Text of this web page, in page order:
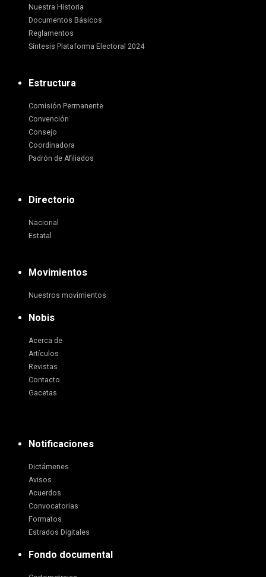
Nuestra Historia
Documentos Básicos
Reglamentos
Síntesis Plataforma Electoral 2024
Estructura
Comisión Permanente
Convención
Consejo
Coordinadora
Padrón de Afiliados
Directorio
Nacional
Estatal
Movimientos
Nuestros movimientos
Nobis
Acerca de
Artículos
Revistas
Contacto
Gacetas
Notificaciones
Dictámenes
Avisos
Acuerdos
Convocatorias
Formatos
Estrados Digitales
Fondo documental